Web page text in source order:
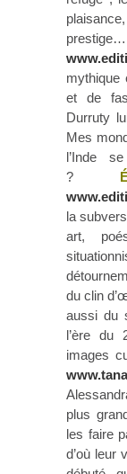
mythique
et de
Durruty
Mes
l’Inde
?
la
art,
du clin
aussi du
l’ère du
images
plus
les faire
d’où leur